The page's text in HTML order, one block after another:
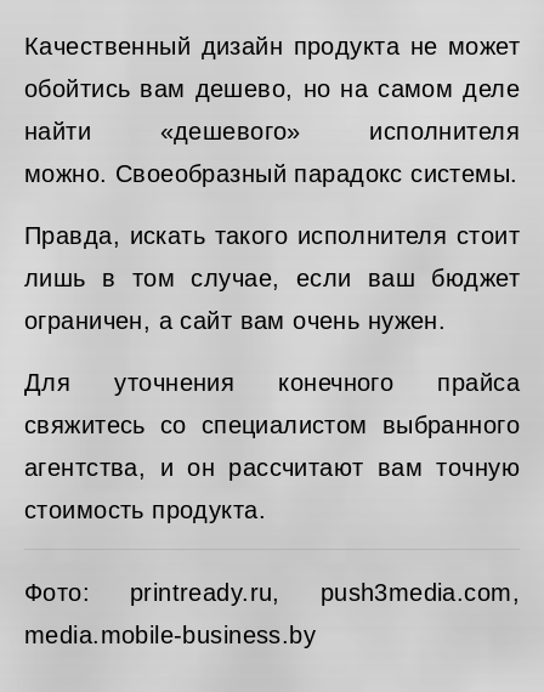
Качественный дизайн продукта не может
обойтись вам дешево, но на самом деле
найти «дешевого» исполнителя
можно. Своеобразный парадокс системы.
Правда, искать такого исполнителя стоит
лишь в том случае, если ваш бюджет
ограничен, а сайт вам очень нужен.
Для уточнения конечного прайса
свяжитесь со специалистом выбранного
агентства, и он рассчитают вам точную
стоимость продукта.
Фото: printready.ru, push3media.com,
media.mobile-business.by